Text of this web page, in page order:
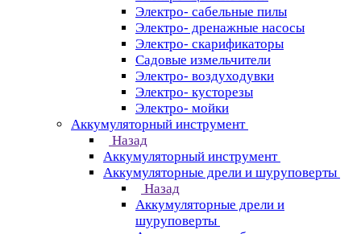
Электро- сабельные пилы
Электро- дренажные насосы
Электро- скарификаторы
Садовые измельчители
Электро- воздуходувки
Электро- кусторезы
Электро- мойки
Аккумуляторный инструмент
Назад
Аккумуляторный инструмент
Аккумуляторные дрели и шуруповерты
Назад
Аккумуляторные дрели и
шуруповерты